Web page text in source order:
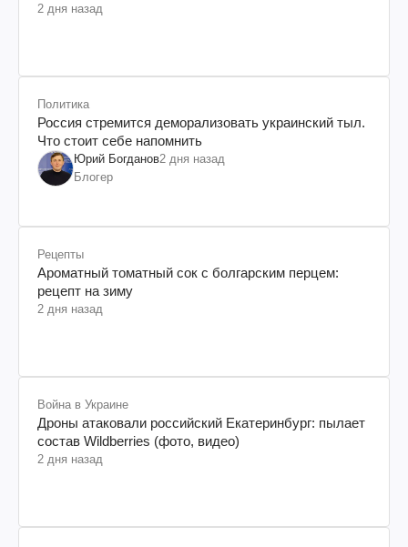
2 дня назад
Политика
Россия стремится деморализовать украинский тыл.
Что стоит себе напомнить
Юрий Богданов2 дня назад
Блогер
Рецепты
Ароматный томатный сок с болгарским перцем:
рецепт на зиму
2 дня назад
Война в Украине
Дроны атаковали российский Екатеринбург: пылает
состав Wildberries (фото, видео)
2 дня назад